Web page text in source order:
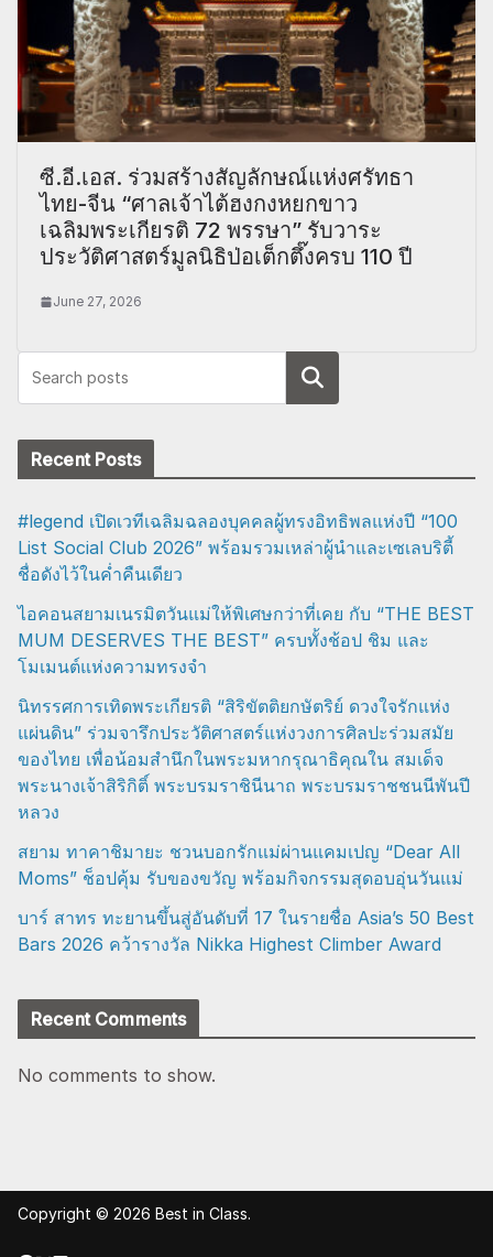
ซี.อี.เอส. ร่วมสร้างสัญลักษณ์แห่งศรัทธา
ไทย-จีน “ศาลเจ้าไต้ฮงกงหยกขาว
เฉลิมพระเกียรติ 72 พรรษา” รับวาระ
ประวัติศาสตร์มูลนิธิป่อเต็กตึ๊งครบ 110 ปี
June 27, 2026
Search
Recent Posts
#legend เปิดเวทีเฉลิมฉลองบุคคลผู้ทรงอิทธิพลแห่งปี “100
List Social Club 2026” พร้อมรวมเหล่าผู้นำและเซเลบริตี้
ชื่อดังไว้ในค่ำคืนเดียว
ไอคอนสยามเนรมิตวันแม่ให้พิเศษกว่าที่เคย กับ “THE BEST
MUM DESERVES THE BEST” ครบทั้งช้อป ชิม และ
โมเมนต์แห่งความทรงจำ
นิทรรศการเทิดพระเกียรติ “สิริขัตติยกษัตริย์ ดวงใจรักแห่ง
แผ่นดิน” ร่วมจารึกประวัติศาสตร์แห่งวงการศิลปะร่วมสมัย
ของไทย เพื่อน้อมสำนึกในพระมหากรุณาธิคุณใน สมเด็จ
พระนางเจ้าสิริกิติ์ พระบรมราชินีนาถ พระบรมราชชนนีพันปี
หลวง
สยาม ทาคาชิมายะ ชวนบอกรักแม่ผ่านแคมเปญ “Dear All
Moms” ช็อปคุ้ม รับของขวัญ พร้อมกิจกรรมสุดอบอุ่นวันแม่
บาร์ สาทร ทะยานขึ้นสู่อันดับที่ 17 ในรายชื่อ Asia’s 50 Best
Bars 2026 คว้ารางวัล Nikka Highest Climber Award
Recent Comments
No comments to show.
Copyright © 2026 Best in Class.